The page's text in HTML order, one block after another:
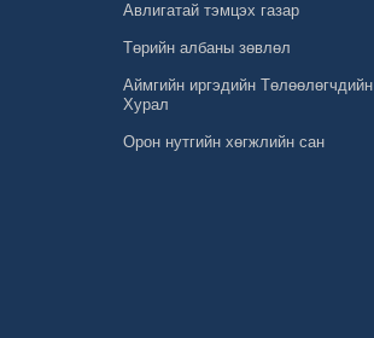
Авлигатай тэмцэх газар
Төрийн албаны зөвлөл
Аймгийн иргэдийн Төлөөлөгчдийн
Хурал
Орон нутгийн хөгжлийн сан